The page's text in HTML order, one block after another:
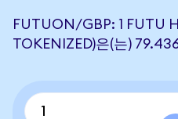
FUTUON/GBP: 1 FUTU
TOKENIZED)은(는)